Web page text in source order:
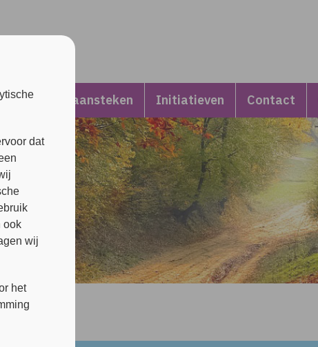
Kaarsje aansteken Initiatieven Contact
dat
ook
wij
het